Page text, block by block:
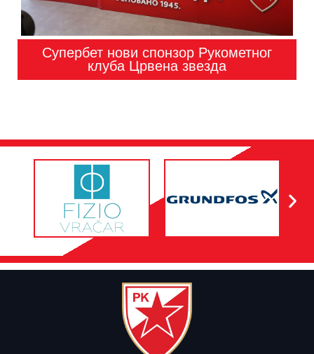
Супербет нови спонзор Рукометног
клуба Црвена звезда